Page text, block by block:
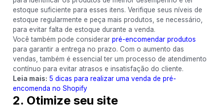
estoque suficiente para esses itens. Verifique seus níveis de
estoque regularmente e peça mais produtos, se necessário,
para evitar falta de estoque durante a venda.
Você também pode considerar pré-encomendar produtos
para garantir a entrega no prazo. Com o aumento das
vendas, também é essencial ter um processo de atendimento
contínuo para evitar atrasos e insatisfação do cliente.
Leia mais: 5 dicas para realizar uma venda de pré-
encomenda no Shopify
2. Otimize seu site